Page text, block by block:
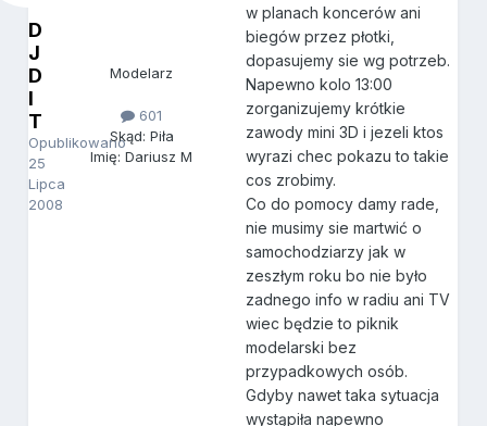
D
J
D
I
T
Opublikowano
25
Lipca
2008
Modelarz
601
Skąd: Piła
Imię: Dariusz M
w planach koncerów ani
biegów przez płotki,
dopasujemy sie wg potrzeb.
Napewno kolo 13:00
zorganizujemy krótkie
zawody mini 3D i jezeli ktos
wyrazi chec pokazu to takie
cos zrobimy.
Co do pomocy damy rade,
nie musimy sie martwić o
samochodziarzy jak w
zeszłym roku bo nie było
zadnego info w radiu ani TV
wiec będzie to piknik
modelarski bez
przypadkowych osób.
Gdyby nawet taka sytuacja
wystąpiła napewno